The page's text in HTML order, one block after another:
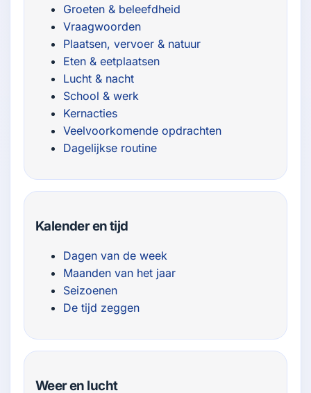
Groeten & beleefdheid
Vraagwoorden
Plaatsen, vervoer & natuur
Eten & eetplaatsen
Lucht & nacht
School & werk
Kernacties
Veelvoorkomende opdrachten
Dagelijkse routine
Kalender en tijd
Dagen van de week
Maanden van het jaar
Seizoenen
De tijd zeggen
Weer en lucht